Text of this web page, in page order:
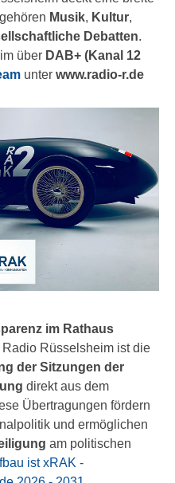
Musik, Kultur,
Debatten.
über DAB+ (Kanal 12
unter www.radio-r.de
im Rathaus
Rüsselsheim ist die
der Sitzungen der
direkt aus dem
Übertragungen fördern
und ermöglichen
am politischen
ist xRAK -